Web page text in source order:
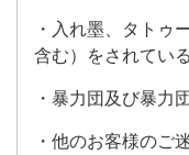
・入れ墨、タトゥ
含む）をされてい
・暴力団及び暴力
・他のお客様のご